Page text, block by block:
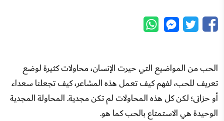
الحب من المواضيع التي حيرت الإنسان، محاولات كثيرة لوضع
تعريف للحب، لفهم كيف تعمل هذه المشاعر، كيف تجعلنا سعداء
أو حزانى؛ لكن كل هذه المحاولات لم تكن مجدية. المحاولة المجدية
الوحيدة هي الاستمتاع بالحب كما هو.